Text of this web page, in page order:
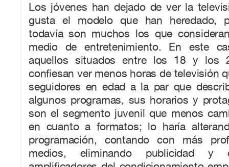
Los jóvenes han dejado de ver la
gusta el modelo que han heredado,
todavía son muchos los que
medio de entretenimiento. En este
aquellos situados entre los 18 y los
confiesan ver menos horas de televisión
seguidores en edad a la par que
algunos programas, sus horarios y
son el segmento juvenil que menos
en cuanto a formatos; lo haría
programación, contando con más
medios, eliminando publicidad y